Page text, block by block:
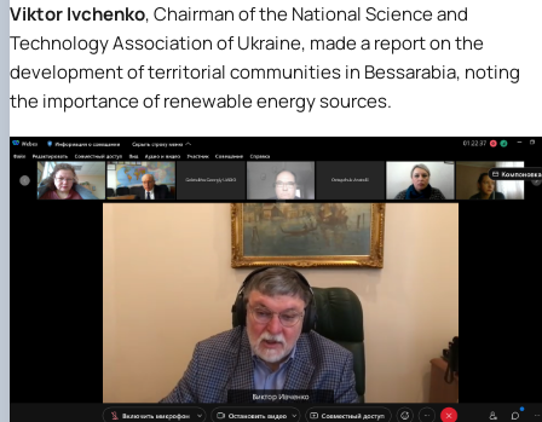
Viktor Ivchenko, Chairman of the National Science and
Technology Association of Ukraine, made a report on the
development of territorial communities in Bessarabia, noting
the importance of renewable energy sources.